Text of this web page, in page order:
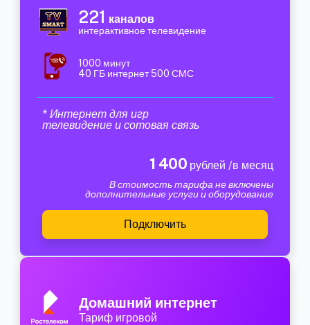
221 каналов
интерактивное телевидение
1000 минут
40 ГБ интернет 500 СМС
* Интернет для игр
телевидение и сотовая связь
1 400 рублей /в месяц
В стоимость тарифа не включены
дополнительные услуги и оборудование
Подключить
Домашний интернет
Тариф игровой